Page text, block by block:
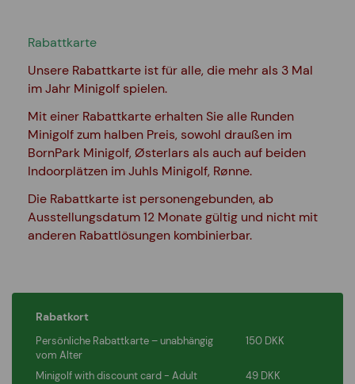
Rabattkarte
Unsere Rabattkarte ist für alle, die mehr als 3 Mal
im Jahr Minigolf spielen.
Mit einer Rabattkarte erhalten Sie alle Runden
Minigolf zum halben Preis, sowohl draußen im
BornPark Minigolf, Østerlars als auch auf beiden
Indoorplätzen im Juhls Minigolf, Rønne.
Die Rabattkarte ist personengebunden, ab
Ausstellungsdatum 12 Monate gültig und nicht mit
anderen Rabattlösungen kombinierbar.
Rabatkort
Persönliche Rabattkarte – unabhängig
vom Alter
150 DKK
Minigolf with discount card - Adult 49 DKK